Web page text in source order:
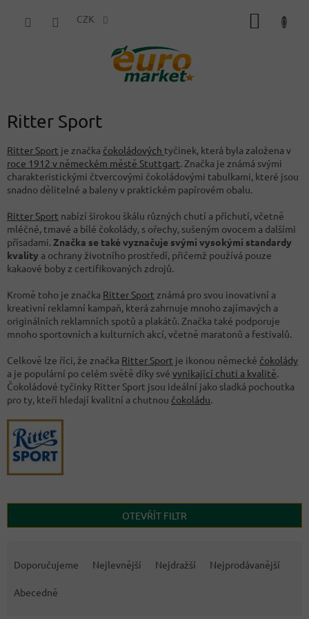
CZK
Ritter Sport
Ritter Sport je značka čokoládových tyčinek, která byla založena v
roce 1912 v německém městě Stuttgart. Značka je známá svými
charakteristickými čtvercovými čokoládovými tabulkami, které jsou
snadno dělitelné a baleny v praktickém papírovém obalu.
Ritter Sport nabízí širokou škálu různých chutí a příchutí, včetně
mléčné, tmavé a bílé čokolády, s ořechy, sušeným ovocem a dalšími
přísadami.Značka se také vyznačuje svými vysokými standardy
kvality a ochrany životního prostředí, přičemž používá pouze
kakaové boby z certifikovaných zdrojů.
Kromě toho je značka Ritter Sport známá pro svou inovativní a
kreativní reklamní kampaň, která zahrnuje mnoho zajímavých a
originálních reklamních spotů a plakátů. Značka také podporuje
mnoho sportovních a kulturních akcí, včetně maratonů a festivalů.
Celkově lze říci, že značka Ritter Sport je ikonou německé čokolády
a je populární po celém světě díky své vynikající chuti a kvalitě.
Čokoládové tyčinky Ritter Sport jsou ideální jako sladká pochoutka
pro ty, kteří hledají kvalitní a chutnou čokoládu.
OTEVŘÍT FILTR
Doporučujeme Nejlevnější Nejdražší Nejprodávanější
Abecedně